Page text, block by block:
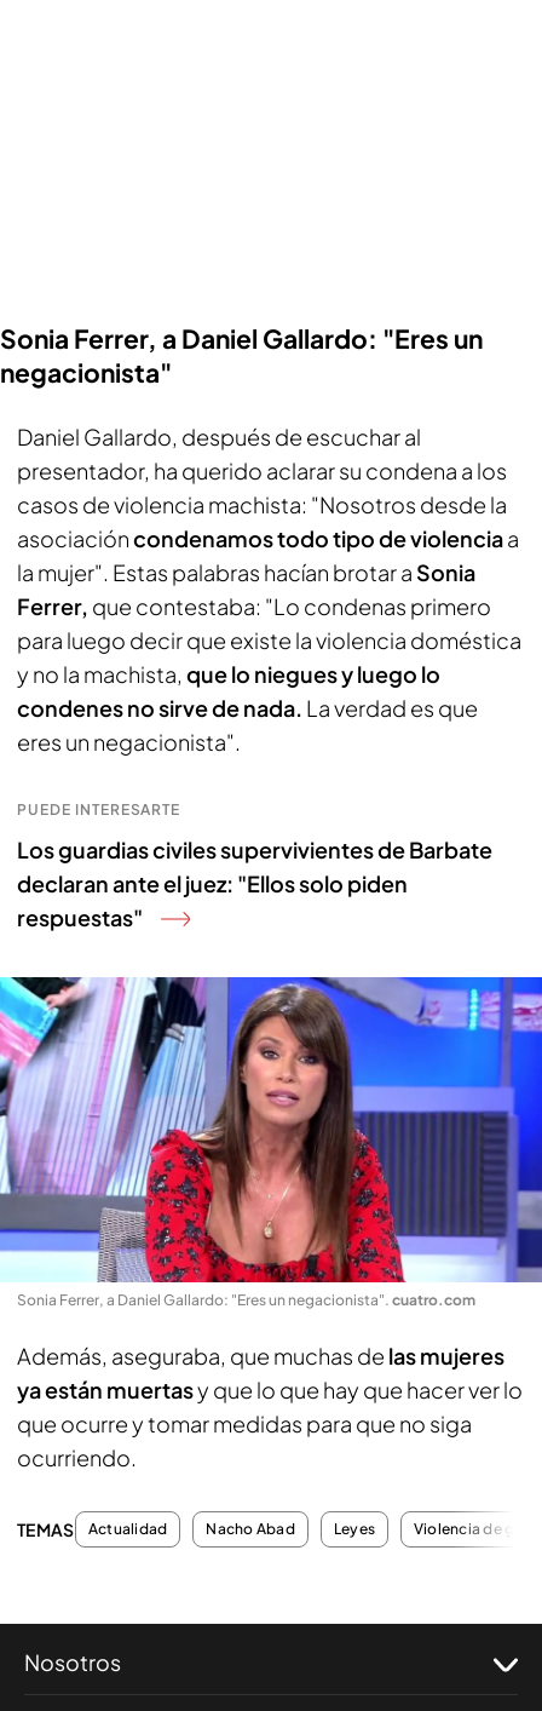
Sonia Ferrer, a Daniel Gallardo: "Eres un
negacionista"
Daniel Gallardo, después de escuchar al
presentador, ha querido aclarar su condena a los
casos de violencia machista: "Nosotros desde la
asociacióncondenamos todo tipo de violenciaa
la mujer". Estas palabras hacían brotar a Sonia
Ferrer, que contestaba: "Lo condenas primero
para luego decir que existe la violencia doméstica
y no la machista, que lo niegues y luego lo
condenes no sirve de nada. La verdad es que
eres un negacionista".
PUEDE INTERESARTE
Los guardias civiles supervivientes de Barbate
declaran ante el juez: "Ellos solo piden
respuestas"
Sonia Ferrer, a Daniel Gallardo: "Eres un negacionista". cuatro.com
Además, aseguraba, que muchas de las mujeres
ya están muertasy que lo que hay que hacer ver lo
que ocurre y tomar medidas para que no siga
ocurriendo.
TEMAS Actualidad Nacho Abad Leyes Violencia de
Nosotros